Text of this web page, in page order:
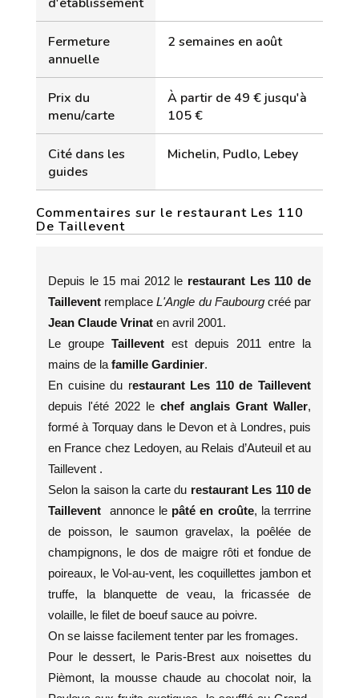
Fermeture
annuelle
2 semaines en août
Prix du
menu/carte
À partir de 49 € jusqu'à
105 €
Cité dans les
guides
Michelin, Pudlo, Lebey
Commentaires sur le restaurant Les 110
De Taillevent
Depuis le 15 mai 2012 le restaurant Les 110 de
Taillevent remplaceL'Angle du Faubourgcréé par
Jean Claude Vrinat en avril 2001.
Le groupe Taillevent est depuis 2011 entre la
mains de la famille Gardinier.
En cuisine du restaurant Les 110 de Taillevent
depuis l'été 2022 le chef anglais Grant Waller,
formé à Torquay dans le Devon et à Londres, puis
en France chez Ledoyen, au Relais d’Auteuil et au
Taillevent .
Selon la saison la carte du restaurant Les 110 de
Taillevent annonce le pâté en croûte, la terrrine
de poisson, le saumon gravelax, la poêlée de
champignons, le dos de maigre rôti et fondue de
poireaux, le Vol-au-vent, les coquillettes jambon et
truffe, la blanquette de veau, la fricassée de
volaille, le filet de boeuf sauce au poivre.
On se laisse facilement tenter par les fromages.
Pour le dessert, le Paris-Brest aux noisettes du
Pièmont, la mousse chaude au chocolat noir, la